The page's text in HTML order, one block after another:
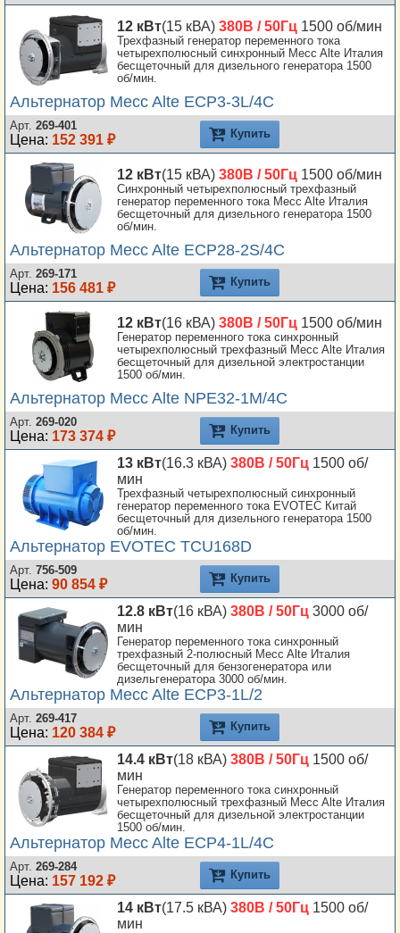
12 кВт(15 кВА) 380В / 50Гц 1500 об/мин
Трехфазный генератор переменного тока
четырехполюсный синхронный Mecc Alte Италия
бесщеточный для дизельного генератора 1500
об/мин.
Альтернатор Mecc Alte ECP3-3L/4C
Арт. 269-401
Цена: 152 391 ₽ Купить
12 кВт(15 кВА) 380В / 50Гц 1500 об/мин
Синхронный четырехполюсный трехфазный
генератор переменного тока Mecc Alte Италия
бесщеточный для дизельного генератора 1500
об/мин.
Альтернатор Mecc Alte ECP28-2S/4C
Арт. 269-171
Цена: 156 481 ₽ Купить
12 кВт(16 кВА) 380В / 50Гц 1500 об/мин
Генератор переменного тока синхронный
четырехполюсный трехфазный Mecc Alte Италия
бесщеточный для дизельной электростанции
1500 об/мин.
Альтернатор Mecc Alte NPE32-1M/4C
Арт. 269-020
Цена: 173 374 ₽ Купить
13 кВт(16.3 кВА) 380В / 50Гц 1500 об/
мин
Трехфазный четырехполюсный синхронный
генератор переменного тока EVOTEC Китай
бесщеточный для дизельного генератора 1500
об/мин.
Альтернатор EVOTEC TCU168D
Арт. 756-509
Цена: 90 854 ₽ Купить
12.8 кВт(16 кВА) 380В / 50Гц 3000 об/
мин
Генератор переменного тока синхронный
трехфазный 2-полюсный Mecc Alte Италия
бесщеточный для бензогенератора или
дизельгенератора 3000 об/мин.
Альтернатор Mecc Alte ECP3-1L/2
Арт. 269-417
Цена: 120 384 ₽ Купить
14.4 кВт(18 кВА) 380В / 50Гц 1500 об/
мин
Генератор переменного тока синхронный
четырехполюсный трехфазный Mecc Alte Италия
бесщеточный для дизельной электростанции
1500 об/мин.
Альтернатор Mecc Alte ECP4-1L/4C
Арт. 269-284
Цена: 157 192 ₽ Купить
14 кВт(17.5 кВА) 380В / 50Гц 1500 об/
мин